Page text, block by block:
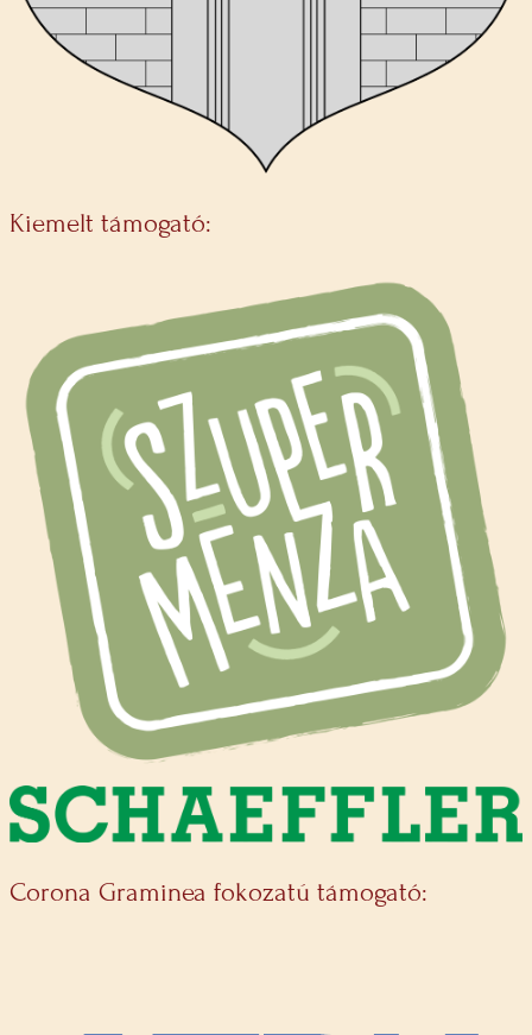
Kiemelt támogató:
Corona Graminea fokozatú támogató: